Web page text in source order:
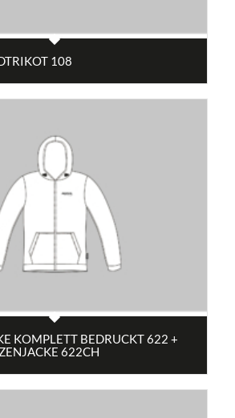
108
KOMPLETT BEDRUCKT 622 +
622CH